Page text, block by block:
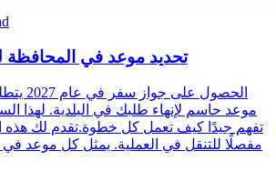
تحديد موعد في المحافظة
الحصول
موعد حاسم لإنهاء طلبك في البلدية. لهذا
تفهم جيدًا كيف تعمل كل خطوة.تقدم لك هذه
مفصلًا للتنقل في العملية. يمثل كل موعد في